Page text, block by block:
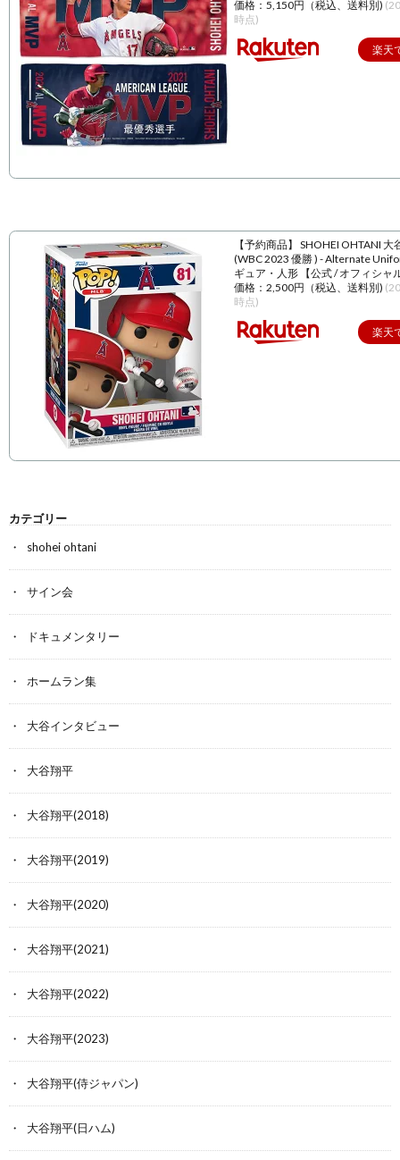
価格：5,150円（税込、送料別)
時点)
楽天
【予約商品】 SHOHEI OHTANI 大
(WBC 2023 優勝 ) - Alternate
ギュア・人形 【公式 / オフィシャ
価格：2,500円（税込、送料別)
時点)
楽天
カテゴリー
shohei ohtani
サイン会
ドキュメンタリー
ホームラン集
大谷インタビュー
大谷翔平
大谷翔平(2018)
大谷翔平(2019)
大谷翔平(2020)
大谷翔平(2021)
大谷翔平(2022)
大谷翔平(2023)
大谷翔平(侍ジャパン)
大谷翔平(日ハム)